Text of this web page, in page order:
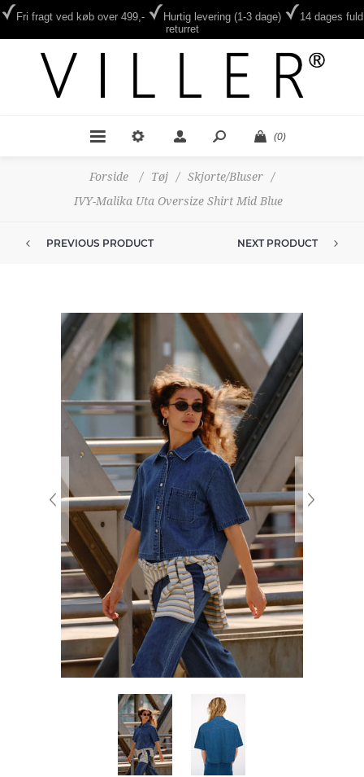
Fri fragt ved køb over 499,- Hurtig levering (1-3 dage)
14 dages fuld
returret
(0)
Forside / Tøj / Skjorte/Bluser
/
IVY-Malika Uta Oversize Shirt Mid Blue
PREVIOUS PRODUCT NEXT PRODUCT